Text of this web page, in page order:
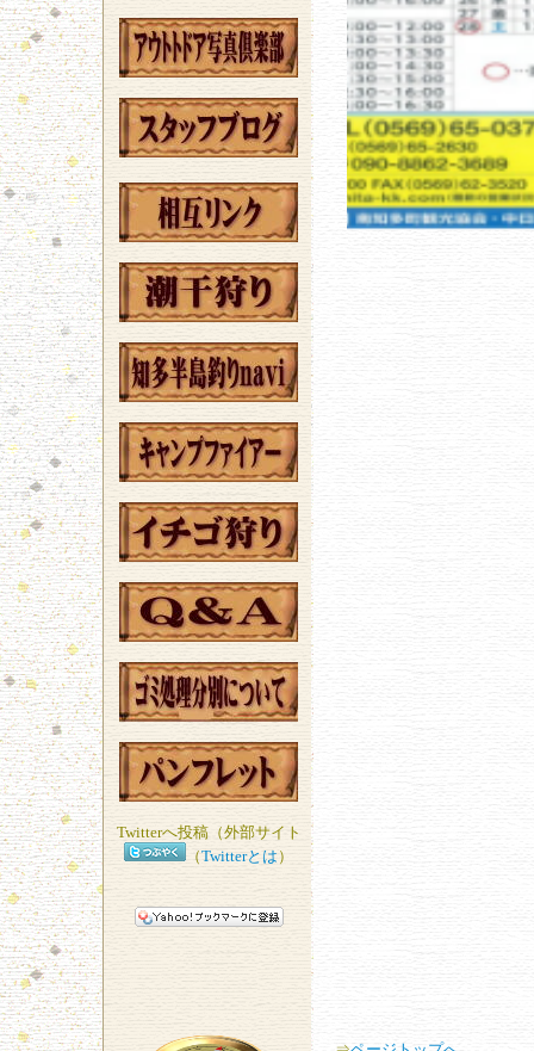
Twitterへ投稿（外部サイト
（Twitterとは ）